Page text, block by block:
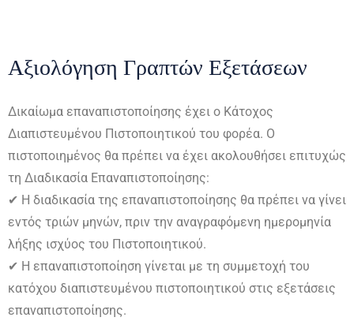
Αξιολόγηση Γραπτών Εξετάσεων
Δικαίωμα επαναπιστοποίησης έχει ο Κάτοχος
Διαπιστευμένου Πιστοποιητικού του φορέα. Ο
πιστοποιημένος θα πρέπει να έχει ακολουθήσει επιτυχώς
τη Διαδικασία Επαναπιστοποίησης:
✔ Η διαδικασία της επαναπιστοποίησης θα πρέπει να γίνει
εντός τριών μηνών, πριν την αναγραφόμενη ημερομηνία
λήξης ισχύος του Πιστοποιητικού.
✔ Η επαναπιστοποίηση γίνεται με τη συμμετοχή του
κατόχου διαπιστευμένου πιστοποιητικού στις εξετάσεις
επαναπιστοποίησης.